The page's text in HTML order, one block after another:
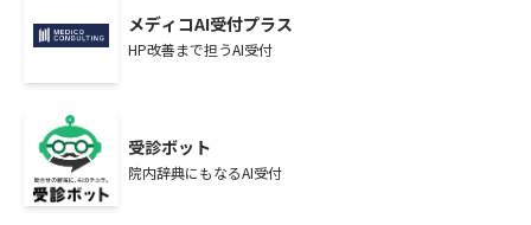
メディコAI受付プラス
HP改善まで担うAI受付
受診ボット
院内辞典にもなるAI受付